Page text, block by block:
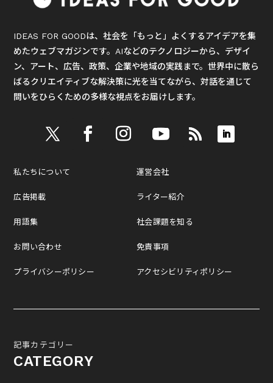
IDEAS FOR GOODは、社会を「もっと」よくするアイデアを集
めたウェブマガジンです。AIなどのテクノロジーから、デザイ
ン、アート、広告、政策、企業や地域の実践まで。世界中に散ら
ばるクリエイティブな解決策に光を当てながら、対話を通じて
問いをひらくための多様な視点をお届けします。
私たちについて
広告掲載
用語集
お問い合わせ
プライバシーポリシー
運営会社
ライター紹介
社会課題を知る
免責事項
アクセシビリティポリシー
記事カテゴリー
CATEGORY